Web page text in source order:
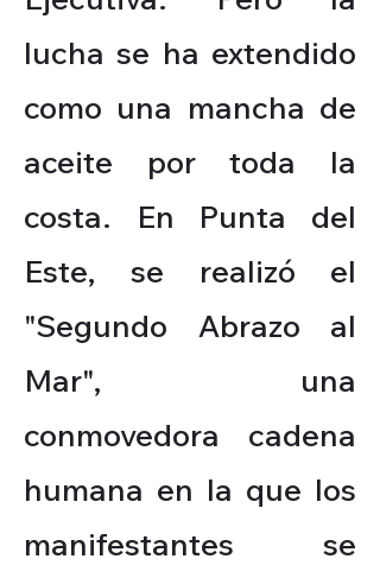
lucha se ha extendido
como una mancha de
aceite por toda la
costa. En Punta del
Este, se realizó el
"Segundo Abrazo al
Mar", una
conmovedora cadena
humana en la que los
manifestantes se